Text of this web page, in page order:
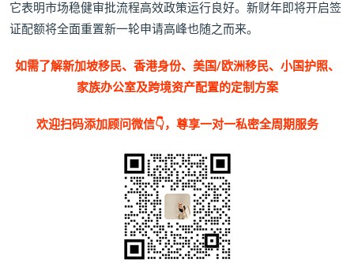
它表明市场稳健审批流程高效政策运行良好。新财年即将开启签
证配额将全面重置新一轮申请高峰也随之而来。
如需了解新加坡移民、香港身份、美国/欧洲移民、小国护照、
家族办公室及跨境资产配置的定制方案
欢迎扫码添加顾问微信👇，尊享一对一私密全周期服务